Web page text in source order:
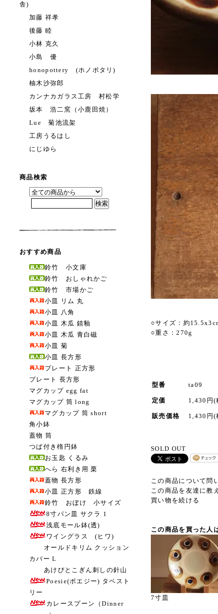
舎)
加藤 祥孝
後藤 睦
小林 克久
小島 優
honopottery (ホノポタリ)
柚木沙弥郎
カンナカガラス工房 村松学
坂本 浩二窯（小鹿田焼）
Lue 菊池流架
工房うるはし
にじゆら
商品検索
おすすめ商品
鈴竹 小文庫
鈴竹 おしゃれかご
鈴竹 市場かご
小皿 リム 丸
小皿 八角
小皿 木瓜 錆釉
小皿 木瓜 青白磁
小皿 菊
小皿 長方形
プレート 正方形
プレート 長方形
マグカップ egg fat
マグカップ 筒 long
マグカップ 筒 short
角小鉢
蓋物 筒
つば付き楕円鉢
お玉匙 くるみ
へら 右利き用 栗
蓋物 長方形
小皿 正方形 鉄線
鈴竹 おぼけ 小サイズ
8寸パン皿 サクラ 1
浅底モール鉢(透)
ワイングラス (ヒワ)
オールドキリム クッション
カバー L
あけびとこぎん刺しの針山
Poesie(ポエジー) タペスト
リー
カレースプーン（Dinner
○サイズ：約
○重さ：270g
型番 ta09
定価 1,430円(
販売価格 1,430円(
SOLD OUT
この商品について問
この商品を友達に教
買い物を続ける
この商品を買った人
7寸皿